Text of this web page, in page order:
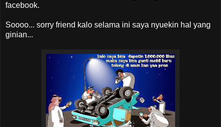
facebook.
Soooo... sorry friend kalo selama ini saya nyuekin hal yang
ginian...